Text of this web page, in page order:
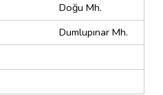
Doğu Mh.
Dumlupınar Mh.